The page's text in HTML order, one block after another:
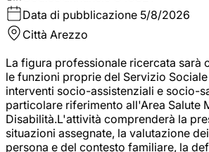
Data di pubblicazione 5/8/2026
Città Arezzo
La figura professionale ricercata sarà
le funzioni proprie del Servizio
interventi socio-assistenziali e socio-
particolare riferimento all'Area Salute
Disabilità.L'attività comprenderà la
situazioni assegnate, la valutazione
persona e del contesto familiare, la